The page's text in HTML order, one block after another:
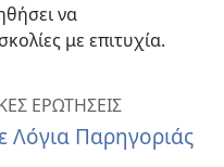
να
με επιτυχία.
ΕΡΩΤΗΣΕΙΣ
Λόγια Παρηγοριάς